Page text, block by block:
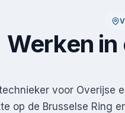
Werken in
voor Overijse
op de Brusselse Ring